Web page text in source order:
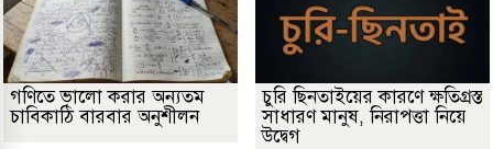
গণিতে ভালো করার অন্যতম
চাবিকাঠি বারবার অনুশীলন
চুরি ছিনতাইয়ের কারণে ক্ষতিগ্রস্ত
সাধারণ মানুষ, নিরাপত্তা নিয়ে
উদ্বেগ